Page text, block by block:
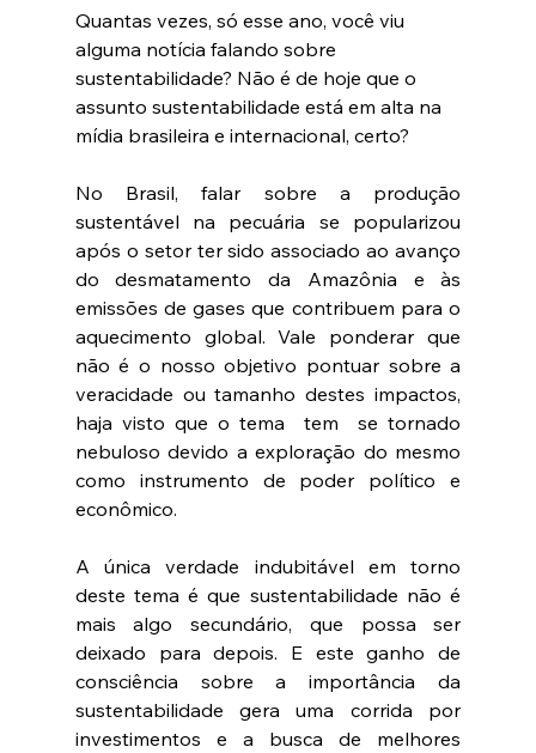
Quantas vezes, só esse ano, você viu
alguma notícia falando sobre
sustentabilidade? Não é de hoje que o
assunto sustentabilidade está em alta na
mídia brasileira e internacional, certo?
No Brasil, falar sobre a produção
sustentável na pecuária se popularizou
após o setor ter sido associado ao avanço
do desmatamento da Amazônia e às
emissões de gases que contribuem para o
aquecimento global. Vale ponderar que
não é o nosso objetivo pontuar sobre a
veracidade ou tamanho destes impactos,
haja visto que o tema  tem  se tornado
nebuloso devido a exploração do mesmo
como instrumento de poder político e
econômico.
A única verdade indubitável em torno
deste tema é que sustentabilidade não é
mais algo secundário, que possa ser
deixado para depois. E este ganho de
consciência sobre a importância da
sustentabilidade gera uma corrida por
investimentos e a busca de melhores